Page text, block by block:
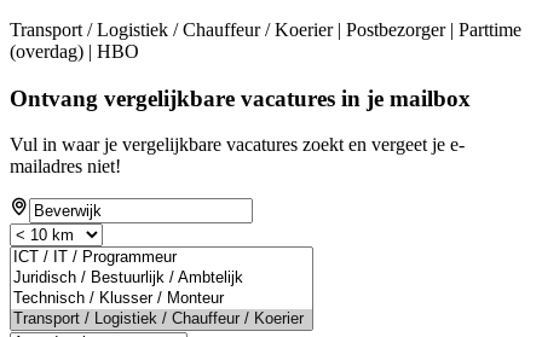
Transport / Logistiek / Chauffeur / Koerier | Postbezorger | Parttime
(overdag) | HBO
Ontvang vergelijkbare vacatures in je mailbox
Vul in waar je vergelijkbare vacatures zoekt en vergeet je e-
mailadres niet!